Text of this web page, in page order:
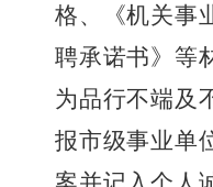
格、
《机关
聘承诺书》等
为品行不端及
报市级事业单